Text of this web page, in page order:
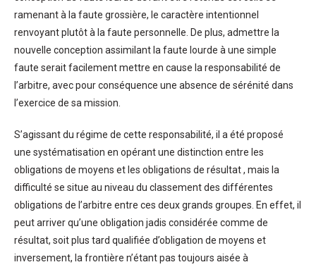
ramenant à la faute grossière, le caractère intentionnel
renvoyant plutôt à la faute personnelle. De plus, admettre la
nouvelle conception assimilant la faute lourde à une simple
faute serait facilement mettre en cause la responsabilité de
l’arbitre, avec pour conséquence une absence de sérénité dans
l’exercice de sa mission.
S’agissant du régime de cette responsabilité, il a été proposé
une systématisation en opérant une distinction entre les
obligations de moyens et les obligations de résultat , mais la
difficulté se situe au niveau du classement des différentes
obligations de l’arbitre entre ces deux grands groupes. En effet, il
peut arriver qu’une obligation jadis considérée comme de
résultat, soit plus tard qualifiée d’obligation de moyens et
inversement, la frontière n’étant pas toujours aisée à